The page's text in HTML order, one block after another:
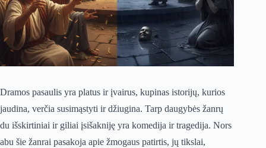
Dramos pasaulis yra platus ir įvairus, kupinas istorijų, kurios
jaudina, verčia susimąstyti ir džiugina. Tarp daugybės žanrų
du išskirtiniai ir giliai įsišakniję yra komedija ir tragedija. Nors
abu šie žanrai pasakoja apie žmogaus patirtis, jų tikslai,